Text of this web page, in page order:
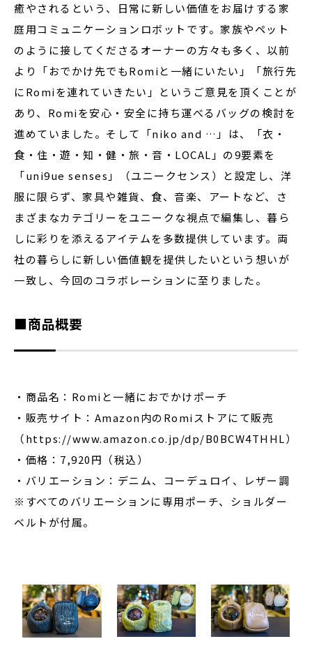
癒やされるという、日常に新しい価値をお届けする家
庭用コミュニケーションロボットです。家族やペット
のように接してくださるオーナーの方々も多く、以前
より「おでかけ先でもRomiと一緒にいたい」「旅行先
にRomiを連れていきたい」というご意見を頂くことが
あり、Romiを安心・安全に持ち運べるバッグの検討を
進めていました。そして「niko and …」は、「衣・
食・住・遊・知・健・旅・音・LOCAL」の9要素を
「uni9ue senses」（ユニークセンス）と設定し、洋
服に限らず、家具や雑貨、食、音楽、アートなど、さ
まざまなカテゴリーをユニークな視点で編集し、暮ら
しに彩りを添えるアイテムを多数提供しています。両
社の暮らしに新しい価値観を提供したいという想いが
一致し、今回のコラボレーションに至りました。
■商品概要
・商品名：Romiと一緒におでかけポーチ
・販売サイト：Amazon内のRomiストアにて販売
（https://www.amazon.co.jp/dp/B0BCW4THHL）
・価格：7,920円（税込）
・バリエーション：デニム、コーデュロイ、レザー調
※すべてのバリエーションに専用ポーチ、ショルダー
ベルトが付属。